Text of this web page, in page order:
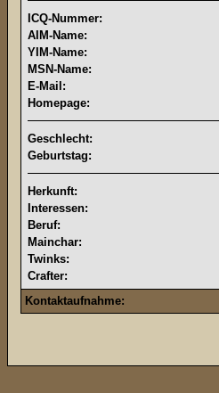
ICQ-Nummer:
AIM-Name:
YIM-Name:
MSN-Name:
E-Mail:
Homepage:
Geschlecht:
Geburtstag:
Herkunft:
Interessen:
Beruf:
Mainchar:
Twinks:
Crafter:
Kontaktaufnahme: